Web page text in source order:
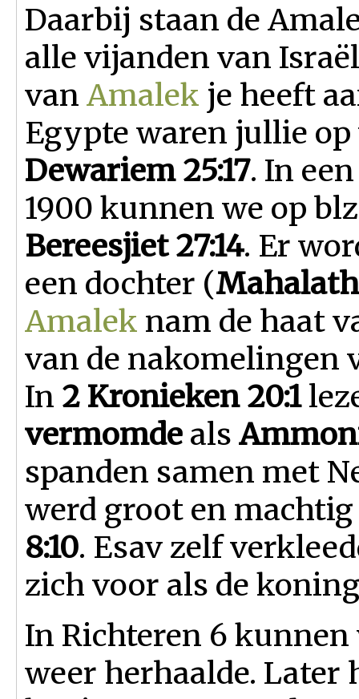
Daarbij staan de
alle vijanden van
van Amalek je heeft
Egypte waren jullie
Dewariem 25:17. In
1900 kunnen we op
Bereesjiet 27:14. Er
een dochter (Mahalath
Amalek nam de haat
van de nakomelingen
In 2 Kronieken 20:1
vermomde als
spanden samen met
werd groot en machtig
8:10. Esav zelf
zich voor als de
In Richteren 6 kunnen
weer herhaalde. Later